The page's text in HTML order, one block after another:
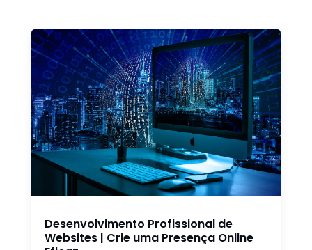
Desenvolvimento Profissional de
Websites | Crie uma Presença Online